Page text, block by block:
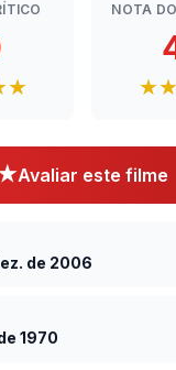
NOTA
Avaliar este filme
de 2006
1970